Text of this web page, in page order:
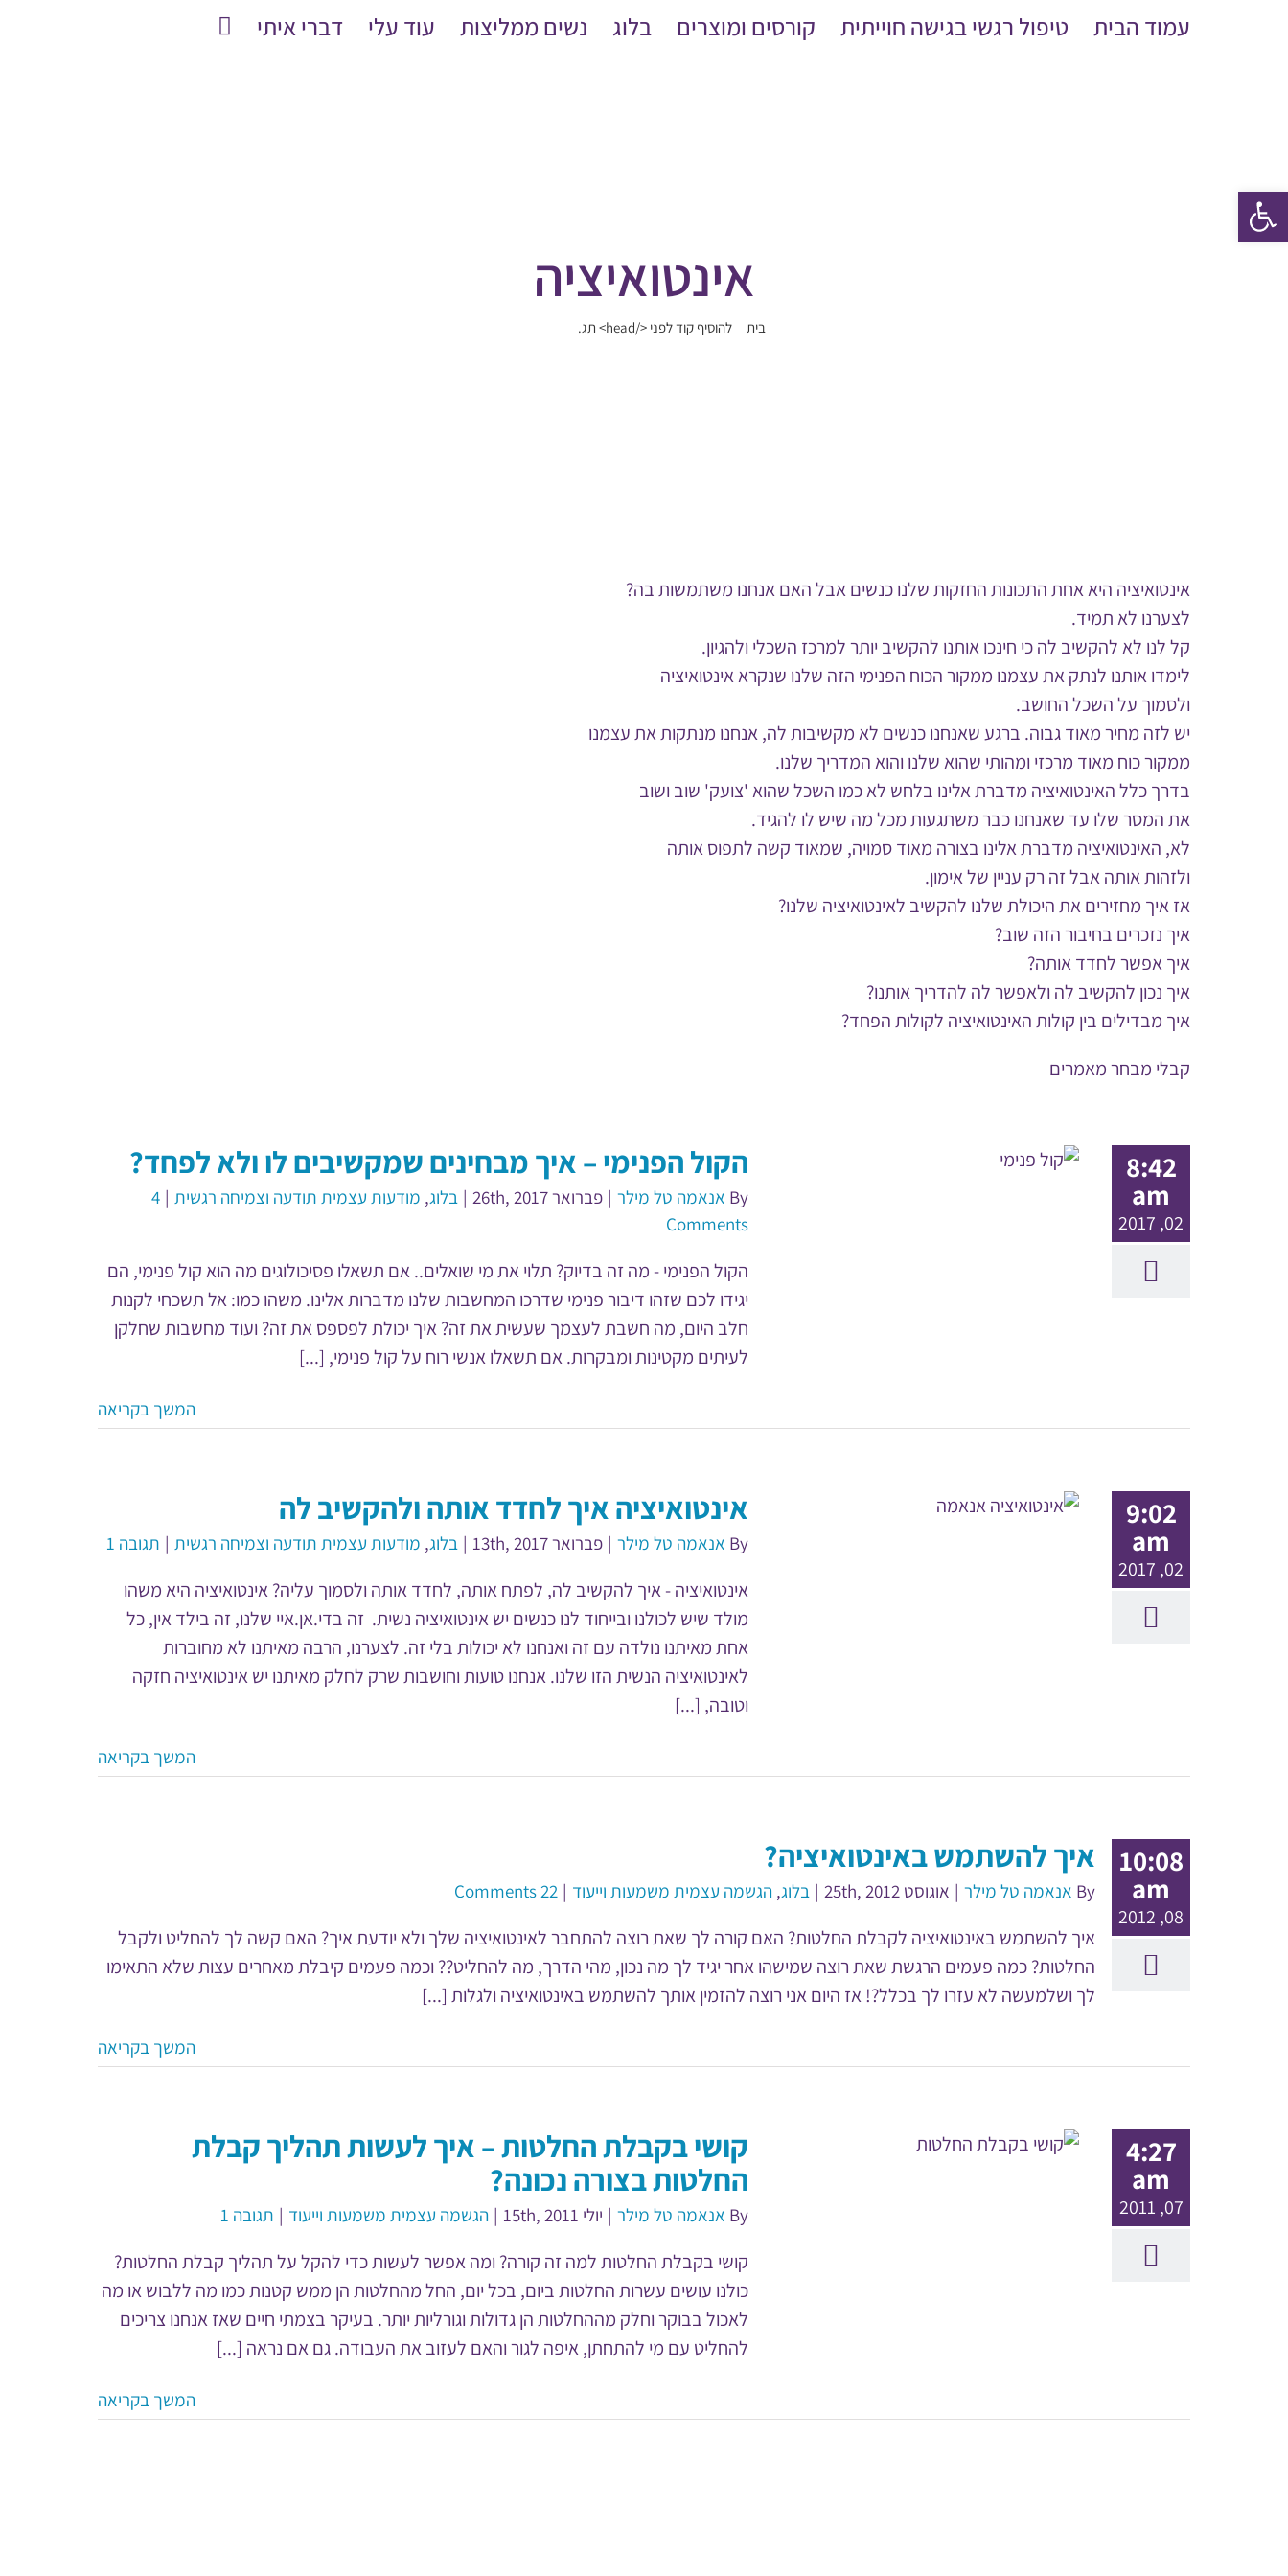
פתח סרגל נגישות
עמוד הבית טיפול רגשי בגישה חוייתית קורסים ומוצרים בלוג נשים ממליצות עוד עלי דברי איתי
אינטואיציה
בית להוסיף קוד לפני </head> תג.
אינטואיציה היא אחת התכונות החזקות שלנו כנשים אבל האם אנחנו משתמשות בה?
לצערנו לא תמיד.
קל לנו לא להקשיב לה כי חינכו אותנו להקשיב יותר למרכז השכלי ולהגיון.
לימדו אותנו לנתק את עצמנו ממקור הכוח הפנימי הזה שלנו שנקרא אינטואיציה
ולסמוך על השכל החושב.
יש לזה מחיר מאוד גבוה. ברגע שאנחנו כנשים לא מקשיבות לה, אנחנו מנתקות את עצמנו
ממקור כוח מאוד מרכזי ומהותי שהוא שלנו והוא המדריך שלנו.
בדרך כלל האינטואיציה מדברת אלינו בלחש לא כמו השכל שהוא 'צועק' שוב ושוב
את המסר שלו עד שאנחנו כבר משתגעות מכל מה שיש לו להגיד.
לא, האינטואיציה מדברת אלינו בצורה מאוד סמויה, שמאוד קשה לתפוס אותה
ולזהות אותה אבל זה רק עניין של אימון.
אז איך מחזירים את היכולת שלנו להקשיב לאינטואיציה שלנו?
איך נזכרים בחיבור הזה שוב?
איך אפשר לחדד אותה?
איך נכון להקשיב לה ולאפשר לה להדריך אותנו?
איך מבדילים בין קולות האינטואיציה לקולות הפחד?
קבלי מבחר מאמרים
8:42
am
02, 2017
הקול הפנימי – איך מבחינים שמקשיבים לו ולא לפחד?
By אנאמה טל מילר | פברואר 26th, 2017 | בלוג, מודעות עצמית תודעה וצמיחה רגשית |
4
Comments
הקול הפנימי - מה זה בדיוק? תלוי את מי שואלים.. אם תשאלו פסיכולוגים מה הוא קול פנימי, הם
יגידו לכם שזהו דיבור פנימי שדרכו המחשבות שלנו מדברות אלינו. משהו כמו: אל תשכחי לקנות
חלב היום, מה חשבת לעצמך שעשית את זה? איך יכולת לפספס את זה? ועוד מחשבות שחלקן
לעיתים מקטינות ומבקרות. אם תשאלו אנשי רוח על קול פנימי, [...]
המשך בקריאה
9:02
am
02, 2017
אינטואיציה איך לחדד אותה ולהקשיב לה
By אנאמה טל מילר | פברואר 13th, 2017 | בלוג, מודעות עצמית תודעה וצמיחה רגשית | תגובה 1
אינטואיציה - איך להקשיב לה, לפתח אותה, לחדד אותה ולסמוך עליה? אינטואיציה היא משהו
מולד שיש לכולנו ובייחוד לנו כנשים יש אינטואיציה נשית. זה בדי.אן.איי שלנו, זה בילד אין, כל
אחת מאיתנו נולדה עם זה ואנחנו לא יכולות בלי זה. לצערנו, הרבה מאיתנו לא מחוברות
לאינטואיציה הנשית הזו שלנו. אנחנו טועות וחושבות שרק לחלק מאיתנו יש אינטואיציה חזקה
וטובה, [...]
המשך בקריאה
10:08
am
08, 2012
איך להשתמש באינטואיציה?
By אנאמה טל מילר | אוגוסט 25th, 2012 | בלוג, הגשמה עצמית משמעות וייעוד |
22 Comments
איך להשתמש באינטואיציה לקבלת החלטות? האם קורה לך שאת רוצה להתחבר לאינטואיציה שלך ולא יודעת איך? האם קשה לך להחליט ולקבל
החלטות? כמה פעמים הרגשת שאת רוצה שמישהו אחר יגיד לך מה נכון, מהי הדרך, מה להחליט?? וכמה פעמים קיבלת מאחרים עצות שלא התאימו
לך ושלמעשה לא עזרו לך בכלל?! אז היום אני רוצה להזמין אותך להשתמש באינטואיציה ולגלות [...]
המשך בקריאה
4:27
am
07, 2011
קושי בקבלת החלטות – איך לעשות תהליך קבלת
החלטות בצורה נכונה?
By אנאמה טל מילר | יולי 15th, 2011 | הגשמה עצמית משמעות וייעוד | תגובה 1
קושי בקבלת החלטות למה זה קורה? ומה אפשר לעשות כדי להקל על תהליך קבלת החלטות?
כולנו עושים עשרות החלטות ביום, בכל יום, החל מהחלטות הן ממש קטנות כמו מה ללבוש או מה
לאכול בבוקר וחלק מההחלטות הן גדולות וגורליות יותר. בעיקר בצמתי חיים שאז אנחנו צריכים
להחליט עם מי להתחתן, איפה לגור והאם לעזוב את העבודה. גם אם נראה [...]
המשך בקריאה